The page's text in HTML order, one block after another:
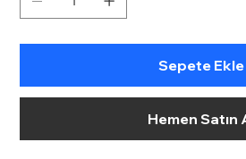
Sepete Ekle
Hemen Satın